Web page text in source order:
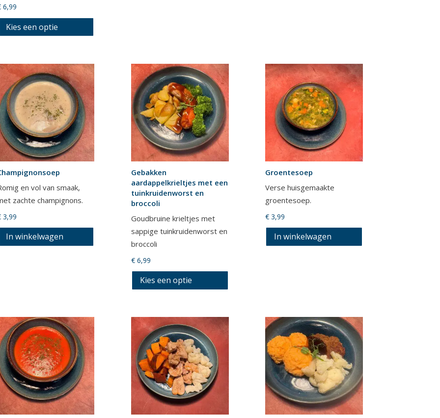
6,99
Kies een optie
meerdere
variaties.
gekozen
productpagina
en vol van smaak,
zachte champignons.
3,99
In winkelwagen
Gebakken
aardappelkrieltjes met een
tuinkruidenworst en
broccoli
Goudbruine krieltjes met
sappige tuinkruidenworst en
broccoli
€ 6,99
Kies een optie
heeft
meerdere
variaties.
Deze
optie
kan
gekozen
worden
Groentesoep
Verse huisgemaakte
groentesoep.
€ 3,99
In winkelwagen